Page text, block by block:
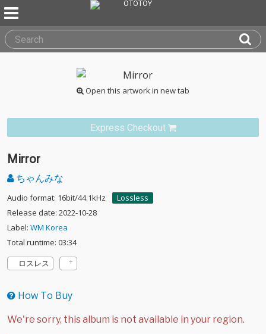
Open this artwork in new tab
Express Checkout
Mirror
ちゃんみな
Audio format: 16bit/44.1kHz
Lossless
Release date: 2022-10-28
Label: WM Korea
Total runtime: 03:34
ロスレス
How To Buy